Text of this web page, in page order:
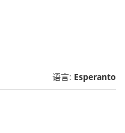
语言: Esperanto